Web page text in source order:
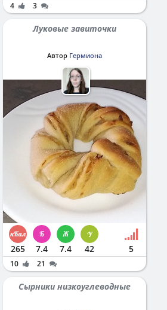
4 3
Луковые завиточки
Автор Гермиона
265 7.4 7.4 42 5
10 21
Сырники низкоуглеводные